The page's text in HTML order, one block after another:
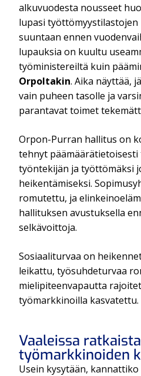
alkuvuodesta nousseet
lupasi
suuntaan ennen
lupauksia on kuultu
työministereiltä kuin
Orpoltakin. Aika näyttää,
vain puheen tasolle ja
parantavat toimet
Orpon-Purran hallitus on
tehnyt
työntekijän ja työttömäksi
heikentämiseksi.
romutettu, ja
hallituksen avustuksella
selkävoittoja.
Sosiaaliturvaa on
leikattu, työsuhdeturvaa
mielipiteenvapautta
työmarkkinoilla kasvatettu.
Vaaleissa
työmarkkinoiden
Usein kysytään,